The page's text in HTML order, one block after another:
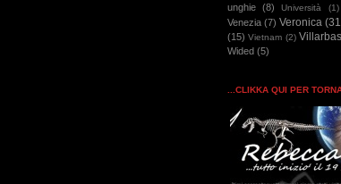
unghie (8) Università (1)
Venezia (7) Veronica
(15) Vietnam (2)
Wided (5)
...CLIKKA QUI PER